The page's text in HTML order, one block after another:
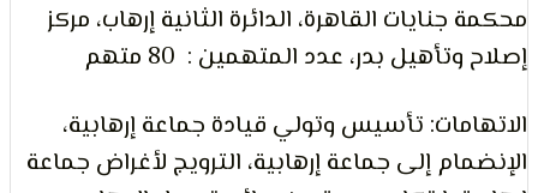
والقاهرة، الدائرة الثانية إرهاب، مركز
بدر، عدد المتهمين : 80 متهم
تأسيس وتولي قيادة جماعة إرهابية،
إلى جماعة إرهابية، الترويج لأغراض جماعة